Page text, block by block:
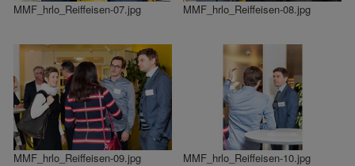
MMF_hrlo_Reiffeisen-07.jpg MMF_hrlo_Reiffeisen-08.jpg
MMF_hrlo_Reiffeisen-09.jpg MMF_hrlo_Reiffeisen-10.jpg